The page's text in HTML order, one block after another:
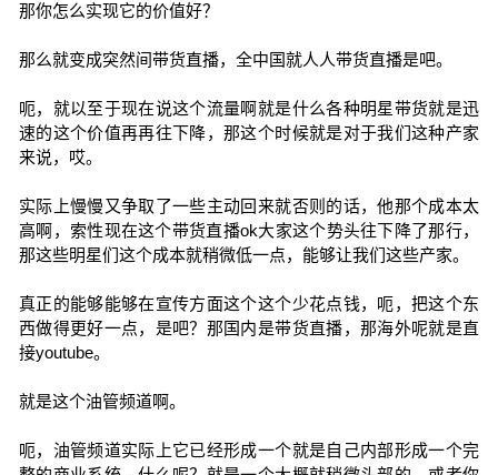
那你怎么实现它的价值好？
那么就变成突然间带货直播，全中国就人人带货直播是吧。
呃，就以至于现在说这个流量啊就是什么各种明星带货就是迅
速的这个价值再再往下降，那这个时候就是对于我们这种产家
来说，哎。
实际上慢慢又争取了一些主动回来就否则的话，他那个成本太
高啊，索性现在这个带货直播ok大家这个势头往下降了那行，
那这些明星们这个成本就稍微低一点，能够让我们这些产家。
真正的能够能够在宣传方面这个这个少花点钱，呃，把这个东
西做得更好一点，是吧？那国内是带货直播，那海外呢就是直
接youtube。
就是这个油管频道啊。
呃，油管频道实际上它已经形成一个就是自己内部形成一个完